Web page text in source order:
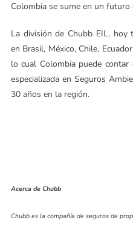
Colombia se sume en un futuro
La división de Chubb EIL, hoy
en Brasil, México, Chile,
lo cual Colombia puede
especializada en Seguros
30 años en la región.
Acerca de Chubb
Chubb es la compañía de seguros de